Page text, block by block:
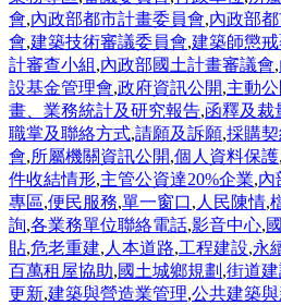
會,內政部都市計畫委員會,內政部
會,建築技術審議委員會,建築師懲
計審查小組,內政部國土計畫審議會,
設基金管理會,政府資訊公開,主動
畫、業務統計及研究報告,函釋及裁
職掌及聯絡方式,請願及訴願,採購
會,所屬機關資訊公開,個人資料保護,
件收結情形,主管公資達20%企業,內
專區,便民服務,單一窗口, 人民陳情,
詢,各業務單位聯絡電話,影音中心,
貼,危老重建, 人本道路,工程建設,永
百萬租屋協助,國土城鄉規劃 ,街道
更新,建築與營造業管理,公共建築